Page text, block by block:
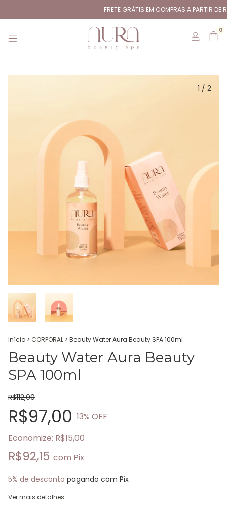
FRETE GRÁTIS EM COMPRAS A PARTIR DE
0
1 / 2
Início > CORPORAL > Beauty Water Aura Beauty SPA 100ml
Beauty Water Aura Beauty
SPA 100ml
R$112,00
R$97,00 13% OFF
Economize: R$15,00
R$92,15 com Pix
5% de desconto pagando com Pix
Ver mais detalhes